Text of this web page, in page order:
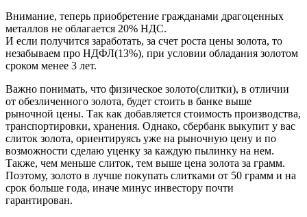
Внимание, теперь приобретение гражданами драгоценных
металлов не облагается 20% НДС.
И если получится заработать, за счет роста цены золота, то
незабываем про НДФЛ(13%), при условии обладания золотом
сроком менее 3 лет.
Важно понимать, что физическое золото(слитки), в отличии
от обезличенного золота, будет стоить в банке выше
рыночной цены. Так как добавляется стоимость производства,
транспортировки, хранения. Однако, сбербанк выкупит у вас
слиток золота, ориентируясь уже на рыночную цену и по
возможности сделаю уценку за каждую пылинку на нем.
Также, чем меньше слиток, тем выше цена золота за грамм.
Поэтому, золото в лучше покупать слитками от 50 грамм и на
срок больше года, иначе минус инвестору почти
гарантирован.